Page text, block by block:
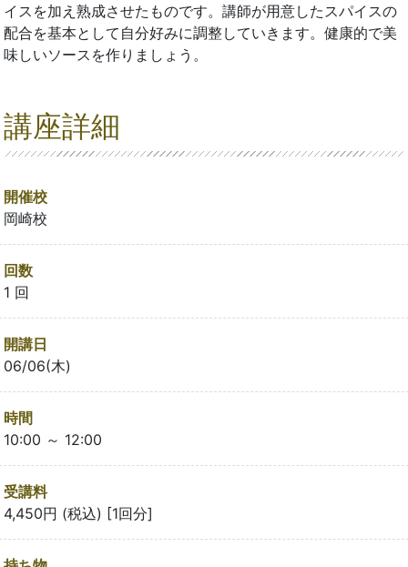
イスを加え熟成させたものです。講師が用意したスパイスの
配合を基本として自分好みに調整していきます。健康的で美
味しいソースを作りましょう。
講座詳細
開催校
岡崎校
回数
1 回
開講日
06/06(木)
時間
10:00 ～ 12:00
受講料
4,450円 (税込) [1回分]